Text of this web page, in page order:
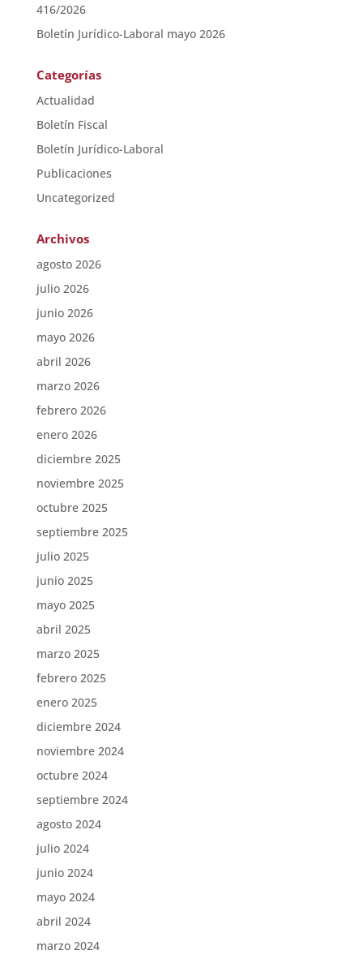
416/2026
Boletín Jurídico-Laboral mayo 2026
Categorías
Actualidad
Boletín Fiscal
Boletín Jurídico-Laboral
Publicaciones
Uncategorized
Archivos
agosto 2026
julio 2026
junio 2026
mayo 2026
abril 2026
marzo 2026
febrero 2026
enero 2026
diciembre 2025
noviembre 2025
octubre 2025
septiembre 2025
julio 2025
junio 2025
mayo 2025
abril 2025
marzo 2025
febrero 2025
enero 2025
diciembre 2024
noviembre 2024
octubre 2024
septiembre 2024
agosto 2024
julio 2024
junio 2024
mayo 2024
abril 2024
marzo 2024